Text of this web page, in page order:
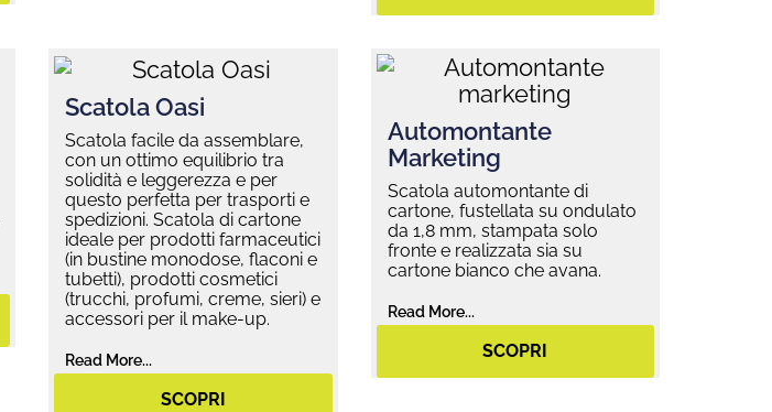
Scatola Oasi
Scatola facile da assemblare,
con un ottimo equilibrio tra
solidità e leggerezza e per
questo perfetta per trasporti e
spedizioni. Scatola di cartone
ideale per prodotti farmaceutici
(in bustine monodose, flaconi e
tubetti), prodotti cosmetici
(trucchi, profumi, creme, sieri) e
accessori per il make-up.
Read More...
SCOPRI
Automontante
Marketing
Scatola automontante di
cartone, fustellata su ondulato
da 1,8 mm, stampata solo
fronte e realizzata sia su
cartone bianco che avana.
Read More...
SCOPRI